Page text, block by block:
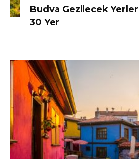
Budva Gezilecek Yerler
30 Yer